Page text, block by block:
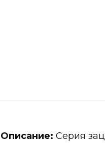
Описание: Серия